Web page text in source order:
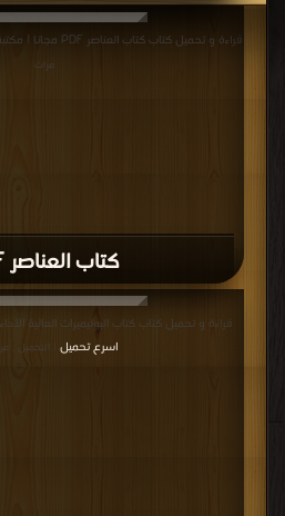
كتاب العناصر PDF
قراءة و تحميل كتاب كتاب العناصر PDF مجانا | مكتبة >
مرات
قراءة و تحميل كتاب كتاب البوليميرات العالية الأداء PDF مجانا | مكتبة >
اسرع تحميل
| التحميل :